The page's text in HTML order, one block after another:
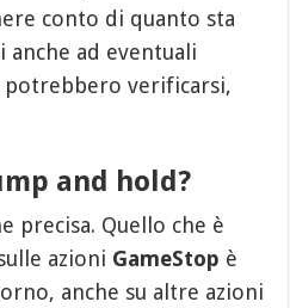
conto di quanto sta
anche ad eventuali
verificarsi,
and hold?
precisa. Quello che è
azioni GameStop è
anche su altre azioni